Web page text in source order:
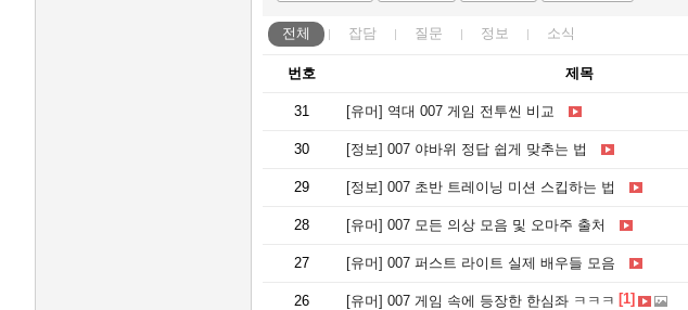
전체 잡담 질문 정보 소식
번호 제목
31 [유머] 역대 007 게임 전투씬 비교
30 [정보] 007 야바위 정답 쉽게 맞추는 법
29 [정보] 007 초반 트레이닝 미션 스킵하는 법
28 [유머] 007 모든 의상 모음 및 오마주 출처
27 [유머] 007 퍼스트 라이트 실제 배우들 모음
26 [유머] 007 게임 속에 등장한 한심좌 ㅋㅋㅋ [1]